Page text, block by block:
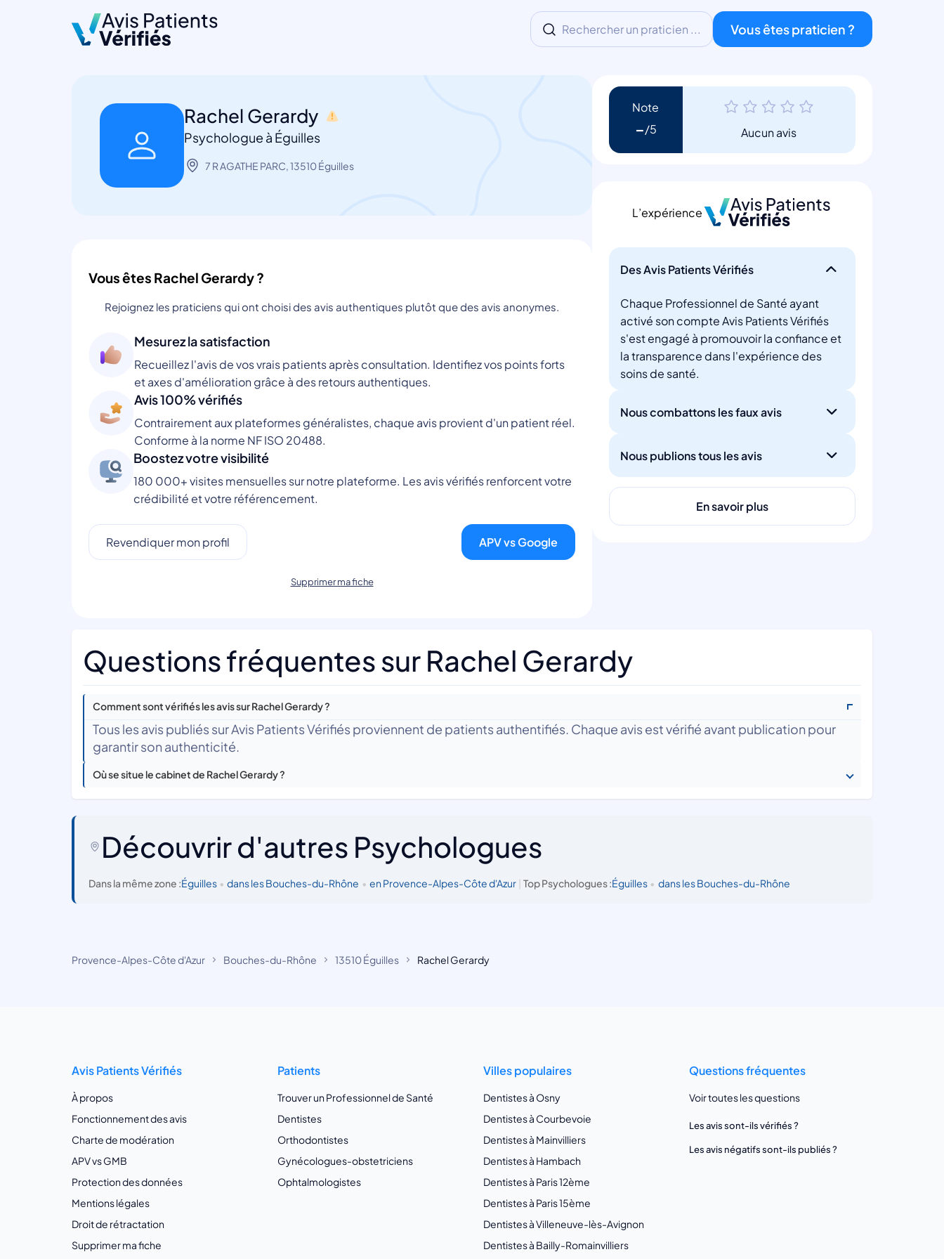
Rechercher un praticien ... Vous êtes praticien ?
Rachel Gerardy
Psychologue à Éguilles
7 R AGATHE PARC, 13510 Éguilles
Vous êtes Rachel Gerardy ?
Rejoignez les praticiens qui ont choisi des avis authentiques plutôt que des avis anonymes.
Mesurez la satisfaction
Recueillez l'avis de vos vrais patients après consultation. Identifiez vos points forts
et axes d'amélioration grâce à des retours authentiques.
Avis 100% vérifiés
Contrairement aux plateformes généralistes, chaque avis provient d'un patient réel.
Conforme à la norme NF ISO 20488.
Boostez votre visibilité
180 000+ visites mensuelles sur notre plateforme. Les avis vérifiés renforcent votre
crédibilité et votre référencement.
Revendiquer mon profil APV vs Google
Supprimer ma fiche
Note
- Aucun avis
L’expérience
Des Avis Patients Vérifiés
Chaque Professionnel de Santé ayant
activé son compte Avis Patients Vérifiés
s'est engagé à promouvoir la confiance et
la transparence dans l'expérience des
soins de santé.
Nous combattons les faux avis
Nous publions tous les avis
En savoir plus
Questions fréquentes sur Rachel Gerardy
Comment sont vérifiés les avis sur Rachel Gerardy ?
Tous les avis publiés sur Avis Patients Vérifiés proviennent de patients authentifiés. Chaque avis est vérifié avant publication pour
garantir son authenticité.
Où se situe le cabinet de Rachel Gerardy ?
Découvrir d'autres Psychologues
Dans la même zone :Éguilles • dans les Bouches-du-Rhône • en Provence-Alpes-Côte d'Azur | Top Psychologues :Éguilles • dans les Bouches-du-Rhône
Provence-Alpes-Côte d'Azur Bouches-du-Rhône 13510 Éguilles Rachel Gerardy
Avis Patients Vérifiés
À propos
Fonctionnement des avis
Charte de modération
APV vs GMB
Protection des données
Mentions légales
Droit de rétractation
Supprimer ma fiche
Patients
Trouver un Professionnel de Santé
Dentistes
Orthodontistes
Gynécologues-obstetriciens
Ophtalmologistes
Villes populaires
Dentistes à Osny
Dentistes à Courbevoie
Dentistes à Mainvilliers
Dentistes à Hambach
Dentistes à Paris 12ème
Dentistes à Paris 15ème
Dentistes à Villeneuve-lès-Avignon
Dentistes à Bailly-Romainvilliers
Questions fréquentes
Voir toutes les questions
Les avis sont-ils vérifiés ?
Les avis négatifs sont-ils publiés ?